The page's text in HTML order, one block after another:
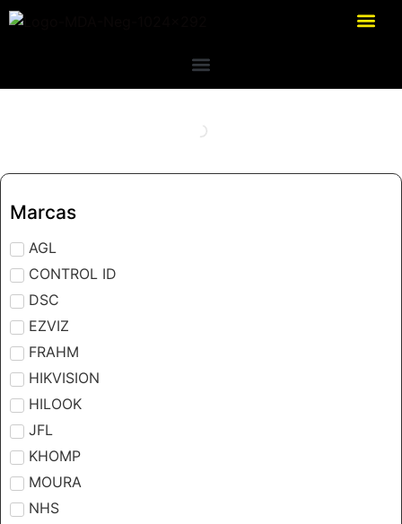
Marcas
AGL
CONTROL ID
DSC
EZVIZ
FRAHM
HIKVISION
HILOOK
JFL
KHOMP
MOURA
NHS